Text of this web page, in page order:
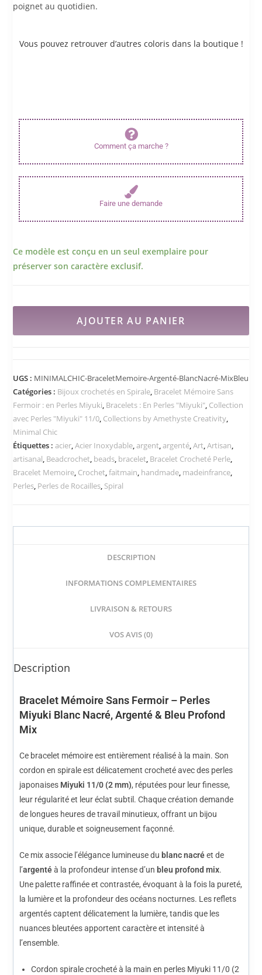
poignet au quotidien.
Vous pouvez retrouver d’autres coloris dans la boutique !
Comment ça marche ?
Faire une demande
Ce modèle est conçu en un seul exemplaire pour
préserver son caractère exclusif.
AJOUTER AU PANIER
UGS : MINIMALCHIC-BraceletMemoire-Argenté-BlancNacré-MixBleu
Catégories : Bijoux crochetés en Spirale, Bracelet Mémoire Sans
Fermoir : en Perles Miyuki, Bracelets : En Perles "Miyuki", Collection
avec Perles "Miyuki" 11/0, Collections by Amethyste Creativity,
Minimal Chic
Étiquettes :acier,Acier Inoxydable,argent,argenté,Art,Artisan,
artisanal, Beadcrochet, beads, bracelet, Bracelet Crocheté Perle,
Bracelet Memoire, Crochet,faitmain, handmade, madeinfrance,
Perles, Perles de Rocailles, Spiral
DESCRIPTION
INFORMATIONS COMPLEMENTAIRES
LIVRAISON & RETOURS
VOS AVIS (0)
Description
Bracelet Mémoire Sans Fermoir – Perles
Miyuki Blanc Nacré, Argenté & Bleu Profond
Mix
Ce bracelet mémoire est entièrement réalisé à la main. Son
cordon en spirale est délicatement crocheté avec des perles
japonaises Miyuki 11/0 (2 mm), réputées pour leur finesse,
leur régularité et leur éclat subtil. Chaque création demande
de longues heures de travail minutieux, offrant un bijou
unique, durable et soigneusement façonné.
Ce mix associe l’élégance lumineuse du blanc nacréet de
l’argentéà la profondeur intense d’un bleu profond mix.
Une palette raffinée et contrastée, évoquant à la fois la pureté,
la lumière et la profondeur des océans nocturnes. Les reflets
argentés captent délicatement la lumière, tandis que les
nuances bleutées apportent caractère et intensité à
l’ensemble.
Cordon spirale crocheté à la main en perles Miyuki 11/0 (2